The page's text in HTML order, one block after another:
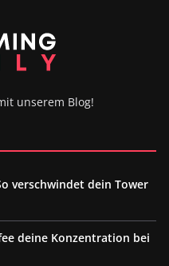
unserem Blog!
verschwindet dein Tower
deine Konzentration bei